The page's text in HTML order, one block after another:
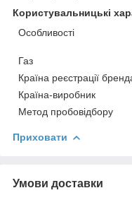
Користувальницькі
Особливості
Газ
Країна реєстрації
Країна-виробник
Метод пробовідбору
Приховати
Умови доставки